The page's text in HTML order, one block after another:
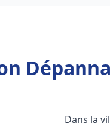
Dans la